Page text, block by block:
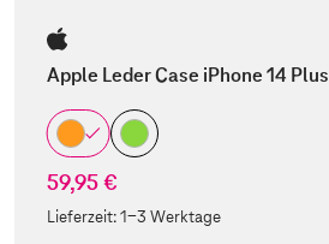
Apple Leder Case iPhone 14 Plus
59,95 €
Lieferzeit:1-3 Werktage